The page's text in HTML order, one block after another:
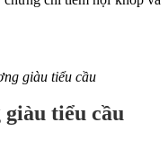
giàu tiểu cầu
tiểu cầu